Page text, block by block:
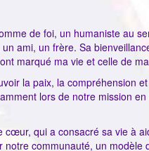
de foi, un humaniste au
ami, un frère. Sa
marqué ma vie et celle de
la paix, la compréhension
lors de notre mission
qui a consacré sa vie à
communauté, un modèle